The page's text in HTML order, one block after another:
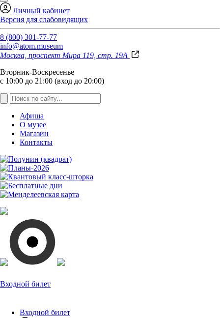
Личный кабинет
Версия для слабовидящих
8 (800) 301-77-77
info@atom.museum
Москва, проспект Мира 119, стр. 19А
Вторник-Воскресенье
с 10:00 до 21:00 (вход до 20:00)
Афиша
О музее
Магазин
Контакты
Входной билет
Входной билет